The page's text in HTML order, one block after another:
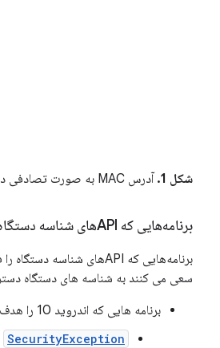
شکل 1. آدرس MAC به صورت تصادفی در زیر Privacy در جزئیات شبکه نشان داده شده است.
برنامه‌هایی که APIهای شناسه دستگاه را فراخوانی می‌کنند
سعی می کنند به شناسه های دستگاه
برنامه هایی که اندروید 10 را هدف قرار می دهند
SecurityException